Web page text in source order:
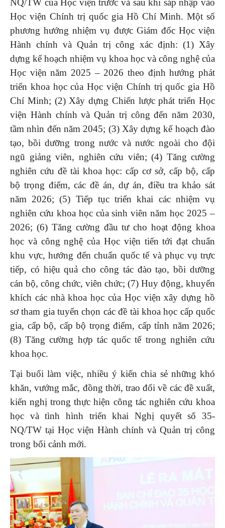
NQ/TW của Học viện trước và sau khi sáp nhập vào
Học viện Chính trị quốc gia Hồ Chí Minh. Một số
phương hướng nhiệm vụ được Giám đốc Học viện
Hành chính và Quản trị công xác định: (1) Xây
dựng kế hoạch nhiệm vụ khoa học và công nghệ của
Học viện năm 2025 – 2026 theo định hướng phát
triển khoa học của Học viện Chính trị quốc gia Hồ
Chí Minh; (2) Xây dựng Chiến lược phát triển Học
viện Hành chính và Quản trị công đến năm 2030,
tầm nhìn đến năm 2045; (3) Xây dựng kế hoạch đào
tạo, bồi dưỡng trong nước và nước ngoài cho đội
ngũ giảng viên, nghiên cứu viên; (4) Tăng cường
nghiên cứu đề tài khoa học: cấp cơ sở, cấp bộ, cấp
bộ trọng điểm, các đề án, dự án, điều tra khảo sát
năm 2026; (5) Tiếp tục triển khai các nhiệm vụ
nghiên cứu khoa học của sinh viên năm học 2025 –
2026; (6) Tăng cường đầu tư cho hoạt động khoa
học và công nghệ của Học viện tiến tới đạt chuẩn
khu vực, hướng đến chuẩn quốc tế và phục vụ trực
tiếp, có hiệu quả cho công tác đào tạo, bồi dưỡng
cán bộ, công chức, viên chức; (7) Huy động, khuyến
khích các nhà khoa học của Học viện xây dựng hồ
sơ tham gia tuyển chọn các đề tài khoa học cấp quốc
gia, cấp bộ, cấp bộ trọng điểm, cấp tỉnh năm 2026;
(8) Tăng cường hợp tác quốc tế trong nghiên cứu
khoa học.
Tại buổi làm việc, nhiều ý kiến chia sẻ những khó
khăn, vướng mắc, đồng thời, trao đổi về các đề xuất,
kiến nghị trong thực hiện công tác nghiên cứu khoa
học và tình hình triển khai Nghị quyết số 35-
NQ/TW tại Học viện Hành chính và Quản trị công
trong bối cảnh mới.